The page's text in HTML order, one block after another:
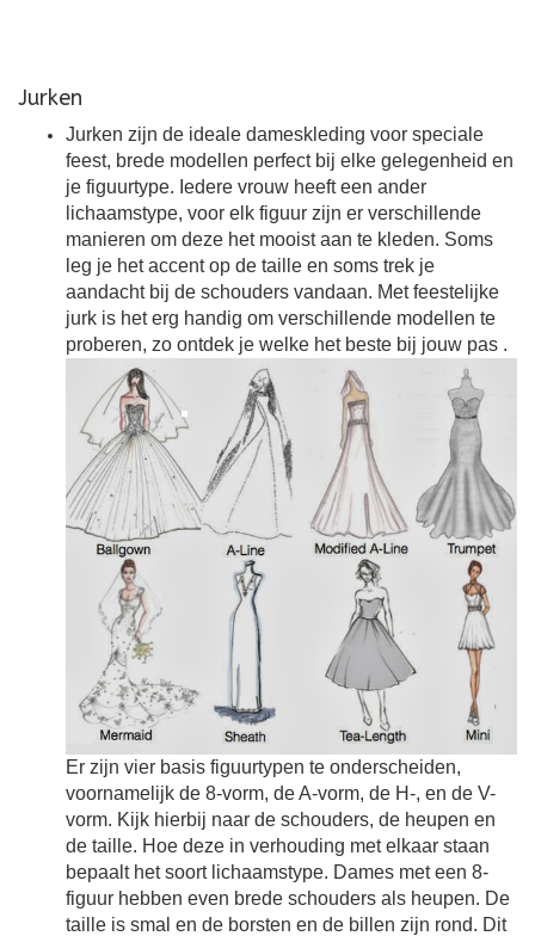
Jurken
Jurken zijn de ideale dameskleding voor speciale
feest, brede modellen perfect bij elke gelegenheid en
je figuurtype. Iedere vrouw heeft een ander
lichaamstype, voor elk figuur zijn er verschillende
manieren om deze het mooist aan te kleden. Soms
leg je het accent op de taille en soms trek je
aandacht bij de schouders vandaan. Met feestelijke
jurk is het erg handig om verschillende modellen te
proberen, zo ontdek je welke het beste bij jouw pas .
Er zijn vier basis figuurtypen te onderscheiden,
voornamelijk de 8-vorm, de A-vorm, de H-, en de V-
vorm. Kijk hierbij naar de schouders, de heupen en
de taille. Hoe deze in verhouding met elkaar staan
bepaalt het soort lichaamstype. Dames met een 8-
figuur hebben even brede schouders als heupen. De
taille is smal en de borsten en de billen zijn rond. Dit